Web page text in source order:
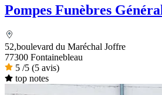
Pompes Funèbres
52,boulevard du Maréchal Joffre
77300 Fontainebleau
5 /5 (5 avis)
top notes